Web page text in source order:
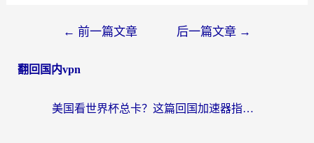
← 前一篇文章 后一篇文章 →
翻回国内vpn
美国看世界杯总卡？这篇回国加速器指南帮你无缝刷国内资源（附苹果手机VPN设置步骤）